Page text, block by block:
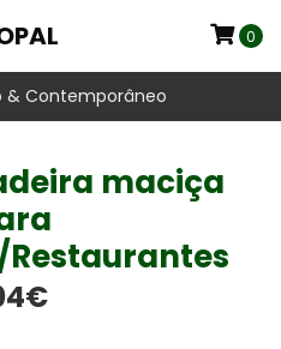
& Contemporâneo
0
maciça